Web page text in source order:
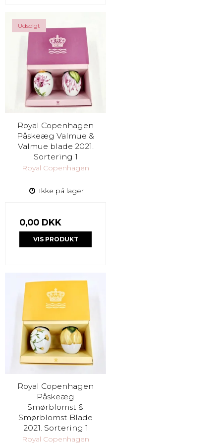
Udsolgt
Royal Copenhagen
Påskeæg Valmue &
Valmue blade 2021.
Sortering 1
Royal Copenhagen
Ikke på lager
0,00 DKK
VIS PRODUKT
Royal Copenhagen
Påskeæg
Smørblomst &
Smørblomst Blade
2021. Sortering 1
Royal Copenhagen